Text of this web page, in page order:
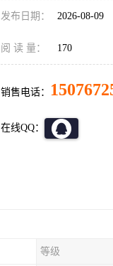
发布日期： 2026-08-09
阅 读 量： 170
销售电话：
在线QQ：
等级